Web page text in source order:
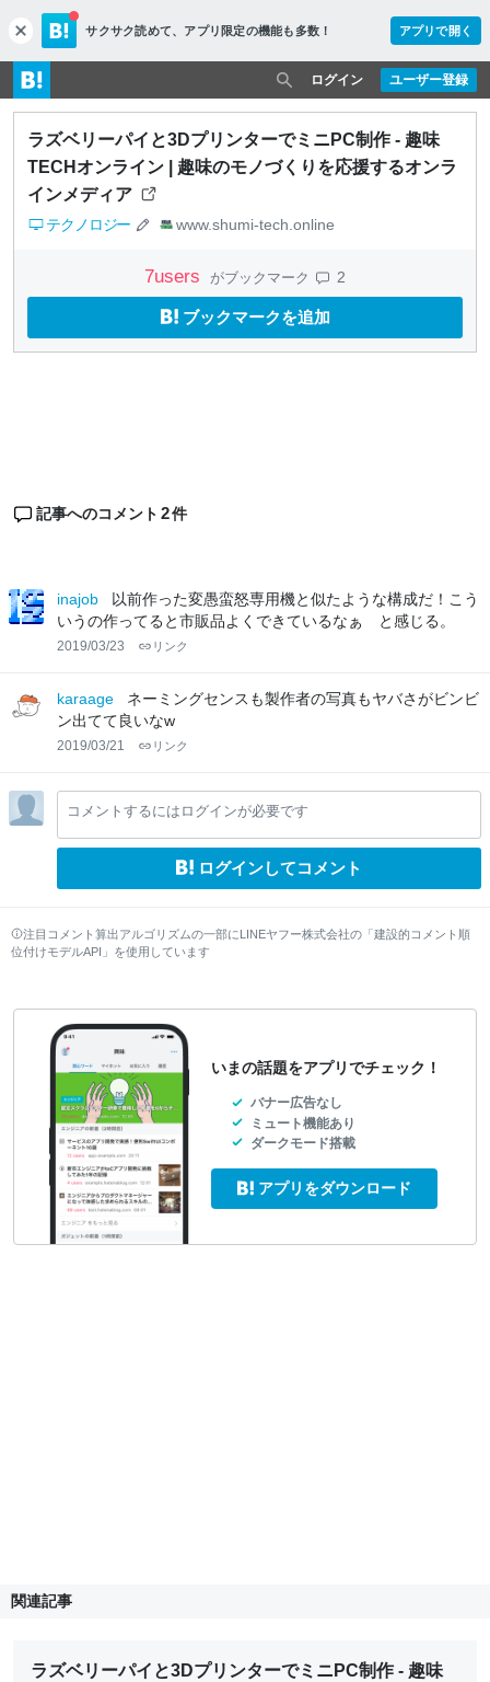
c
l
o
s
e
サクサク読めて、 アプリ限定の機能も多数！ アプリで開く
ユーザー登録
ログイン
ラズベリーパイと3DプリンターでミニPC制作 - 趣味
TECHオンライン | 趣味のモノづくりを応援するオンラ
インメディア
テクノロジー www.shumi-tech.online
7users がブックマーク 2
ブックマークを追加
記事へのコメント 2件
inajob
以前作った変愚蛮怒専用機と似たような構成だ！こう
いうの作ってると市販品よくできているなぁ と感じる。
2019/03/23 リンク
karaage
ネーミングセンスも製作者の写真もヤバさがビンビ
ン出てて良いなw
2019/03/21 リンク
コメントするにはログインが必要です
ログインしてコメント
注目コメント算出アルゴリズムの一部にLINEヤフー株式会社の「建設的コメント順
位付けモデルAPI」を使用しています
いまの話題をアプリでチェック！
バナー広告なし
ミュート機能あり
ダークモード搭載
アプリをダウンロード
関連記事
ラズベリーパイと3DプリンターでミニPC制作 - 趣味